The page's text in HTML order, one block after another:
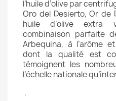
l’huile d’olive par
Oro del Desierto, Or de
huile d’olive extra
combinaison parfaite
Arbequina, à l’arôme
dont la qualité est
témoignent les
l’échelle nationale
.